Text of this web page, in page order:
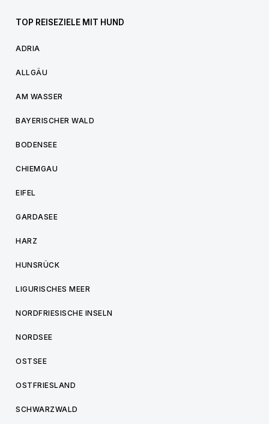
TOP REISEZIELE MIT HUND
ADRIA
ALLGÄU
AM WASSER
BAYERISCHER WALD
BODENSEE
CHIEMGAU
EIFEL
GARDASEE
HARZ
HUNSRÜCK
LIGURISCHES MEER
NORDFRIESISCHE INSELN
NORDSEE
OSTSEE
OSTFRIESLAND
SCHWARZWALD